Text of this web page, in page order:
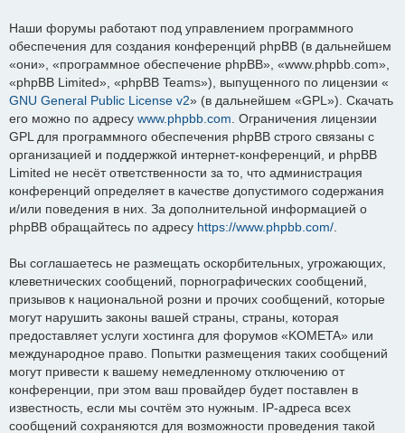
Наши форумы работают под управлением программного
обеспечения для создания конференций phpBB (в дальнейшем
«они», «программное обеспечение phpBB», «www.phpbb.com»,
«phpBB Limited», «phpBB Teams»), выпущенного по лицензии «
GNU General Public License v2» (в дальнейшем «GPL»). Скачать
его можно по адресу www.phpbb.com . Ограничения лицензии
GPL для программного обеспечения phpBB строго связаны с
организацией и поддержкой интернет-конференций, и phpBB
Limited не несёт ответственности за то, что администрация
конференций определяет в качестве допустимого содержания
и/или поведения в них. За дополнительной информацией о
phpBB обращайтесь по адресу https://www.phpbb.com/
Вы соглашаетесь не размещать оскорбительных, угрожающих,
клеветнических сообщений, порнографических сообщений,
призывов к национальной розни и прочих сообщений, которые
могут нарушить законы вашей страны, страны, которая
предоставляет услуги хостинга для форумов «KOMETA» или
международное право. Попытки размещения таких сообщений
могут привести к вашему немедленному отключению от
конференции, при этом ваш провайдер будет поставлен в
известность, если мы сочтём это нужным. IP-адреса всех
сообщений сохраняются для возможности проведения такой